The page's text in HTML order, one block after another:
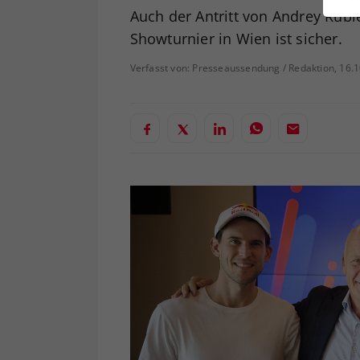
Auch der Antritt von Andrey
Showturnier in Wien ist sicher.
Verfasst von: Presseaussendung / Redaktion,